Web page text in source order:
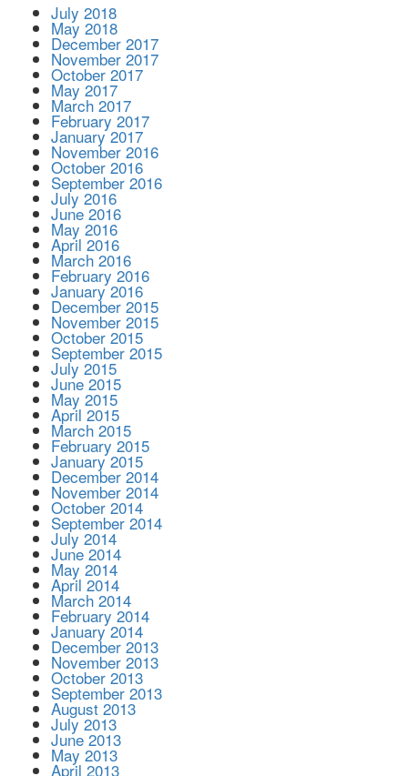
July 2018
May 2018
December 2017
November 2017
October 2017
May 2017
March 2017
February 2017
January 2017
November 2016
October 2016
September 2016
July 2016
June 2016
May 2016
April 2016
March 2016
February 2016
January 2016
December 2015
November 2015
October 2015
September 2015
July 2015
June 2015
May 2015
April 2015
March 2015
February 2015
January 2015
December 2014
November 2014
October 2014
September 2014
July 2014
June 2014
May 2014
April 2014
March 2014
February 2014
January 2014
December 2013
November 2013
October 2013
September 2013
August 2013
July 2013
June 2013
May 2013
April 2013